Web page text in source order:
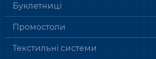
Буклетниці
Промостоли
Текстильні системи